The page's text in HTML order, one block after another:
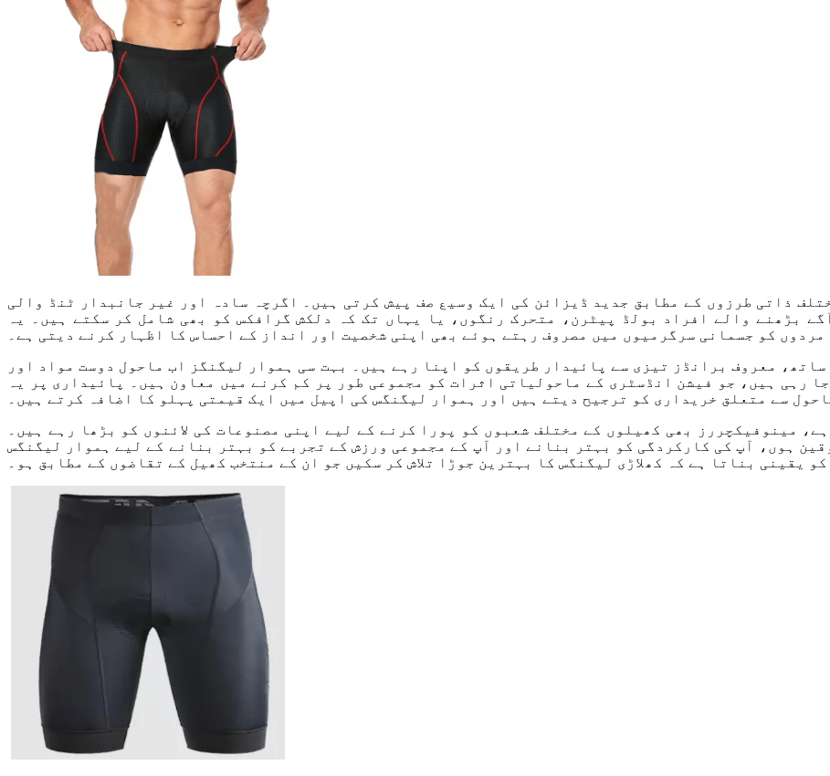
ذاتی طرزوں کے مطابق جدید ڈیزائن کی ایک وسیع صف پیش کرتی ہیں۔ اگرچہ سادہ اور غیر جانبدار ٹنڈ والی
بڑھنے والے افراد بولڈ پیٹرن، متحرک رنگوں، یا یہاں تک کہ دلکش گرافکس کو بھی شامل کر سکتے ہیں۔ یہ
مردوں کو جسمانی سرگرمیوں میں مصروف رہتے ہوئے بھی اپنی شخصیت اور انداز کے احساس کا اظہار کرنے دیتی ہے۔
معروف برانڈز تیزی سے پائیدار طریقوں کو اپنا رہے ہیں۔ بہت سی ہموار لیگنگز اب ماحول دوست مواد اور
رہی ہیں، جو فیشن انڈسٹری کے ماحولیاتی اثرات کو مجموعی طور پر کم کرنے میں معاون ہیں۔ پائیداری پر یہ
سے متعلق خریداری کو ترجیح دیتے ہیں اور ہموار لیگنگس کی اپیل میں ایک قیمتی پہلو کا اضافہ کرتے ہیں۔
مینوفیکچررز بھی کھیلوں کے مختلف شعبوں کو پورا کرنے کے لیے اپنی مصنوعات کی لائنوں کو بڑھا رہے ہیں۔
ہوں، آپ کی کارکردگی کو بہتر بنانے اور آپ کے مجموعی ورزش کے تجربے کو بہتر بنانے کے لیے ہموار لیگنگس
یقینی بناتا ہے کہ کھلاڑی لیگنگس کا بہترین جوڑا تلاش کر سکیں جو ان کے منتخب کھیل کے تقاضوں کے مطابق ہو۔